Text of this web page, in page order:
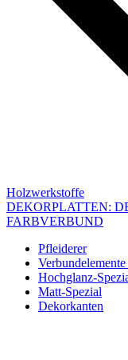
Holzwerkstoffe
DEKORPLATTEN:
FARBVERBUND
Pfleiderer
Hochglanz-
Matt-Spezial
Dekorkanten